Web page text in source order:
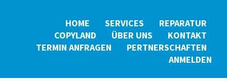
HOME SERVICES
REPARATUR
COPYLAND
ÜBER UNS
KONTAKT
TERMIN ANFRAGEN
PERTNERSCHAFTEN
ANMELDEN